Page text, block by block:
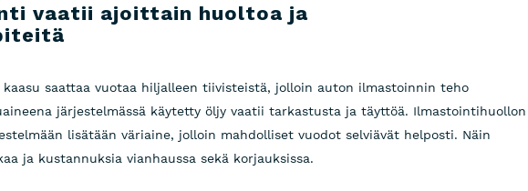
vaatii ajoittain huoltoa ja
saattaa vuotaa hiljalleen tiivisteistä, jolloin auton ilmastoinnin teho
järjestelmässä käytetty öljy vaatii tarkastusta ja täyttöä. Ilmastointihuollon
lisätään väriaine, jolloin mahdolliset vuodot selviävät helposti. Näin
ja kustannuksia vianhaussa sekä korjauksissa.